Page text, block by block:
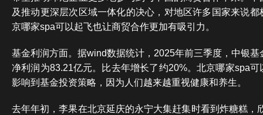
及推动更深层次区域一体化的决心，对地区许多国家来说
京哪家spa可以起飞也让商贸合作更加有吸引力。
基金利润方面。据wind数据统计，2025年前三季度，中银
净利润为83.21亿元。比去年增长了约20%。北京哪家spa
影响到基金投资策略，因为人们越来越重视健康和养生。
去年年初，李果在北京延庆的永宁大集赶集时看到炸糖糕，